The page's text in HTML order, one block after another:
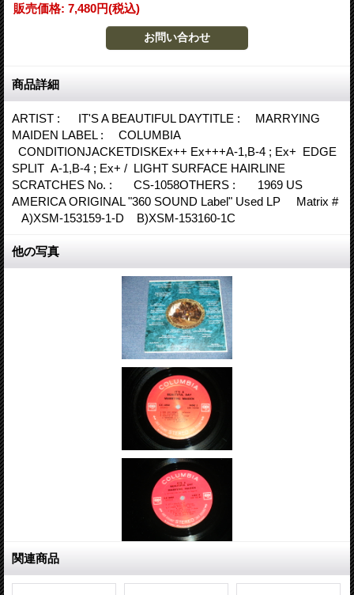
販売価格: 7,480円(税込)
商品詳細
ARTIST : IT'S A BEAUTIFUL DAYTITLE : MARRYING
MAIDEN LABEL : COLUMBIA
CONDITIONJACKETDISKEx++ Ex+++A-1,B-4 ; Ex+ EDGE
SPLIT A-1,B-4 ; Ex+ / LIGHT SURFACE HAIRLINE
SCRATCHES No. : CS-1058OTHERS : 1969 US
AMERICA ORIGINAL "360 SOUND Label" Used LP Matrix #
A)XSM-153159-1-D B)XSM-153160-1C
他の写真
関連商品